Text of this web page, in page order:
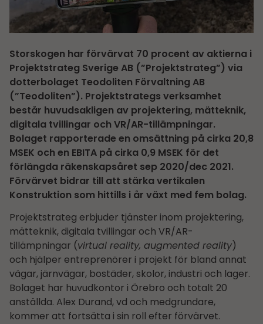
Storskogen har förvärvat 70 procent av aktierna i
Projektstrateg Sverige AB (”Projektstrateg”) via
dotterbolaget Teodoliten Förvaltning AB
(”Teodoliten”). Projektstrategs verksamhet
består huvudsakligen av projektering, mätteknik,
digitala tvillingar och VR/AR-tillämpningar.
Bolaget rapporterade en omsättning på cirka 20,8
MSEK och en EBITA på cirka 0,9 MSEK för det
förlängda räkenskapsåret sep 2020/dec 2021.
Förvärvet bidrar till att stärka vertikalen
Konstruktion som hittills i år växt med fem bolag.
Projektstrateg erbjuder tjänster inom projektering,
mätteknik, digitala tvillingar och VR/AR-
tillämpningar (virtual reality, augmented reality)
och hjälper entreprenörer i projekt för bland annat
vägar, järnvägar, bostäder, skolor, industri och lager.
Bolaget har huvudkontor i Örebro och totalt 20
anställda. Alex Durand, vd och medgrundare,
kommer att fortsätta i sin roll efter förvärvet.